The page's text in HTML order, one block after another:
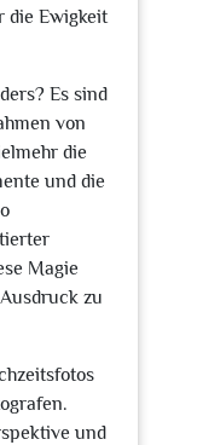
die Ewigkeit
Es sind
von
die
und die
Magie
zu
und